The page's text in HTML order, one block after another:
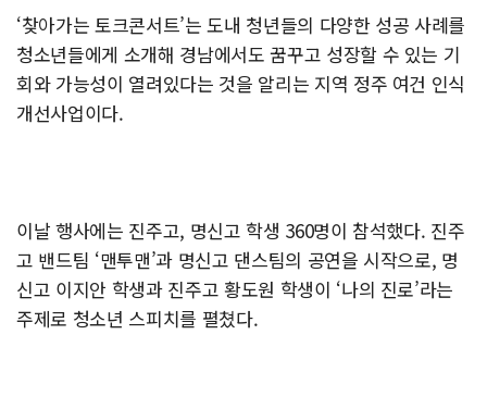
‘찾아가는 토크콘서트’는 도내 청년들의 다양한 성공 사례를
청소년들에게 소개해 경남에서도 꿈꾸고 성장할 수 있는 기
회와 가능성이 열려있다는 것을 알리는 지역 정주 여건 인식
개선사업이다.
이날 행사에는 진주고, 명신고 학생 360명이 참석했다. 진주
고 밴드팀 ‘맨투맨’과 명신고 댄스팀의 공연을 시작으로, 명
신고 이지안 학생과 진주고 황도원 학생이 ‘나의 진로’라는
주제로 청소년 스피치를 펼쳤다.